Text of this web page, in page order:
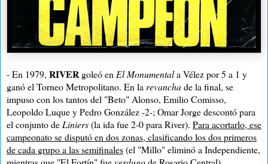
- En 1979, RIVERgoleó enEl Monumentala Vélez por 5 a 1 y
ganó el Torneo Metropolitano. En larevanchade la final, se
impuso con los tantos del "Beto" Alonso, Emilio Comisso,
Leopoldo Luque y Pedro González -2-; Omar Jorge descontó para
el conjunto deLiniers(la ida fue 2-0 para River). Para acortarlo, ese
campeonato se disputó en dos zonas, clasificando los dos primeros
de cada grupo a las semifinales(el "Millo" eliminó a Independiente,